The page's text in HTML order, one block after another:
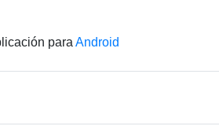
paraAndroid